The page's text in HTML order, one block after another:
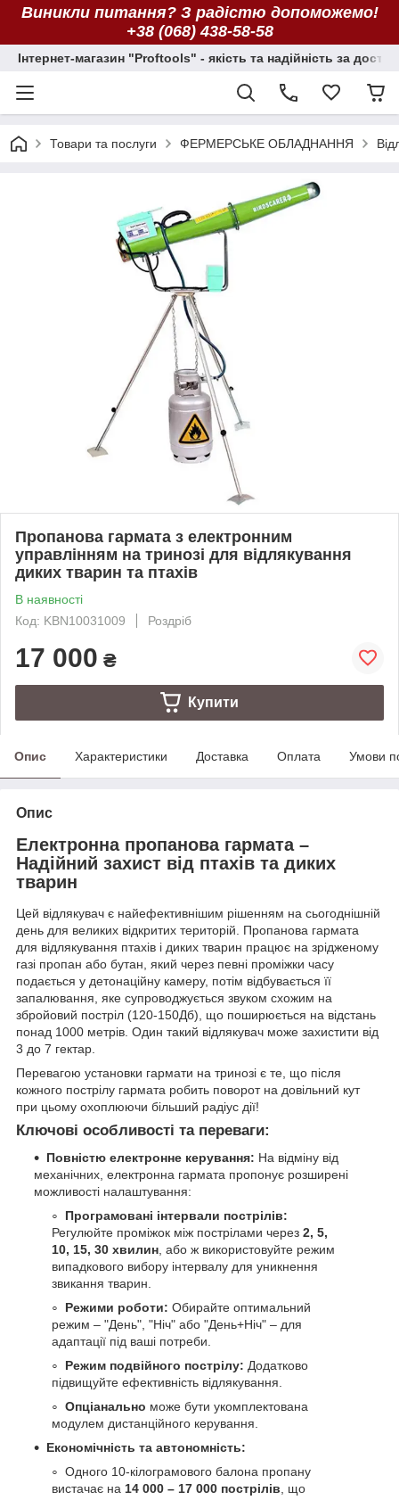
Виникли питання? З радістю допоможемо!
+38 (068) 438-58-58
Інтернет-магазин "Proftools" - якість та надійність за
Товари та послуги ФЕРМЕРСЬКЕ ОБЛАДНАННЯ
Пропанова гармата з електронним
управлінням на тринозі для відлякування
диких тварин та птахів
В наявності
Код: KBN10031009
Роздріб
17 000 ₴
Купити
Опис Характеристики Доставка Оплата Умови
Опис
Електронна пропанова гармата –
Надійний захист від птахів та диких
тварин
Цей відлякувач є найефективнішим рішенням на сьогоднішній
день для великих відкритих територій. Пропанова гармата
для відлякування птахів і диких тварин працює на зрідженому
газі пропан або бутан, який через певні проміжки часу
подається у детонаційну камеру, потім відбувається її
запалювання, яке супроводжується звуком схожим на
збройовий постріл (120-150Дб), що поширюється на відстань
понад 1000 метрів. Один такий відлякувач може захистити від
3 до 7 гектар.
Перевагою установки гармати на тринозі є те, що після
кожного пострілу гармата робить поворот на довільний кут
при цьому охоплюючи більший радіус дії!
Ключові особливості та переваги:
Повністю електронне керування: На відміну від
механічних, електронна гармата пропонує розширені
можливості налаштування:
Програмовані інтервали пострілів:
Регулюйте проміжок між пострілами через 2, 5,
10, 15, 30 хвилин, або ж використовуйте режим
випадкового вибору інтервалу для уникнення
звикання тварин.
Режими роботи: Обирайте оптимальний
режим – "День", "Ніч" або "День+Ніч" – для
адаптації під ваші потреби.
Режим подвійного пострілу: Додатково
підвищуйте ефективність відлякування.
Опціанально може бути укомплектована
модулем дистанційного керування.
Економічність та автономність:
Одного 10-кілограмового балона пропану
вистачає на 14 000 – 17 000 пострілів, що